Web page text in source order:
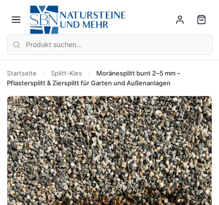
Startseite / Splitt-Kies /
Moränesplitt bunt 2–5 mm –
Pflastersplitt & Ziersplitt für Garten und Außenanlagen